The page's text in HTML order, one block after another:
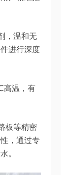
，温和无
进行深度
高温，有
板等精密
，通过专
。